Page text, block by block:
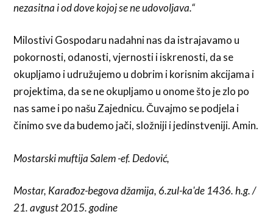
nezasitna i od dove kojoj se ne udovoljava.“
Milostivi Gospodaru nadahni nas da istrajavamo u
pokornosti, odanosti, vjernosti i iskrenosti, da se
okupljamo i udružujemo u dobrim i korisnim akcijama i
projektima, da se ne okupljamo u onome što je zlo po
nas same i po našu Zajednicu. Čuvajmo se podjela i
činimo sve da budemo jači, složniji i jedinstveniji. Amin.
Mostarski muftija Salem -ef. Dedović,
Mostar, Karađoz-begova džamija, 6.zul-ka'de 1436. h.g. /
21. avgust 2015. godine